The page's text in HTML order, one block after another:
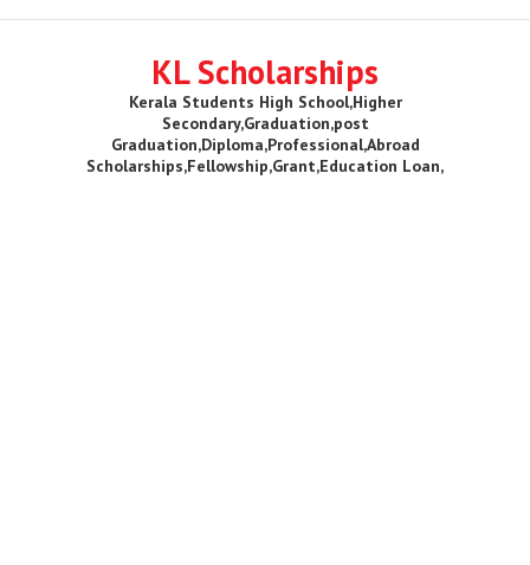
KL Scholarships
Kerala Students High School,Higher
Secondary,Graduation,post
Graduation,Diploma,Professional,Abroad
Scholarships,Fellowship,Grant,Education Loan,